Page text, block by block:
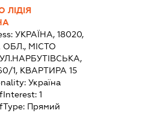
ЛІДІЯ
УКРАЇНА, 18020,
МІСТО
1, КВАРТИРА 15
Україна
1
Прямий